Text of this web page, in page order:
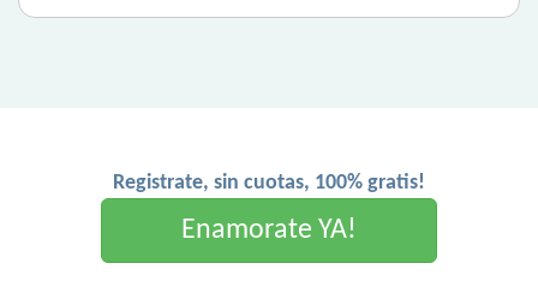
Registrate, sin cuotas, 100% gratis!
Enamorate YA!